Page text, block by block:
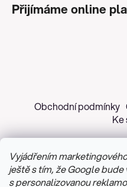
Vyjádřením
ještě s tím, že Google
s personalizovanou
Přijímáme online
Obchodní podmínky
Ke